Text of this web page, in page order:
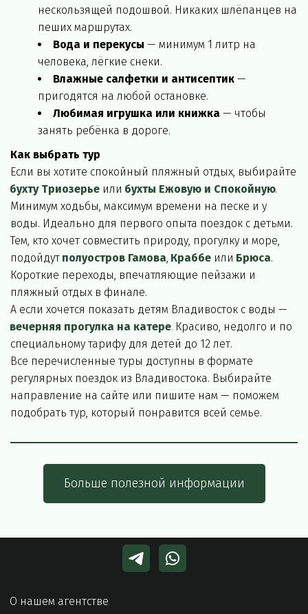
нескользящей подошвой. Никаких шлёпанцев на
пеших маршрутах.
Вода и перекусы — минимум 1 литр на
человека, лёгкие снеки.
Влажные салфетки и антисептик —
пригодятся на любой остановке.
Любимая игрушка или книжка — чтобы
занять ребёнка в дороге.
Как выбрать тур
бухту Триозерье или бухты Ежовую и Спокойную.
Минимум ходьбы, максимум времени на песке и у
воды. Идеально для первого опыта поездок с детьми.
Тем, кто хочет совместить природу, прогулку и море,
подойдут полуостров Гамова, Краббе или Брюса.
Короткие переходы, впечатляющие пейзажи и
пляжный отдых в финале.
вечерняя прогулка на катере. Красиво, недолго и по
специальному тарифу для детей до 12 лет.
Все перечисленные туры доступны в формате
регулярных поездок из Владивостока. Выбирайте
направление на сайте или пишите нам — поможем
подобрать тур, который понравится всей семье.
Больше полезной информации
О нашем агентстве